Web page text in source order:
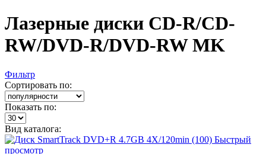
Лазерные диски CD-R/CD-
RW/DVD-R/DVD-RW MK
Фильтр
Сортировать по:
Показать по:
Вид каталога:
Быстрый
просмотр